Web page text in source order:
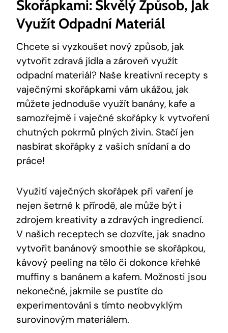
Skořápkami: Skvělý Způsob, Jak
Využít Odpadní Materiál
Chcete si vyzkoušet nový způsob, jak
vytvořit zdravá jídla a zároveň využít
odpadní materiál? Naše kreativní recepty s
vaječnými skořápkami vám ukážou, jak
můžete jednoduše využít banány, kafe a
samozřejmě i vaječné skořápky k vytvoření
chutných pokrmů plných živin. Stačí jen
nasbírat skořápky z vašich snídaní a do
práce!
Využití vaječných skořápek při vaření je
nejen šetrné k přírodě, ale může být i
zdrojem kreativity a zdravých ingrediencí.
V našich receptech se dozvíte, jak snadno
vytvořit banánový smoothie se skořápkou,
kávový peeling na tělo či dokonce křehké
muffiny s banánem a kafem. Možnosti jsou
nekonečné, jakmile se pustíte do
experimentování s tímto neobvyklým
surovinovým materiálem.